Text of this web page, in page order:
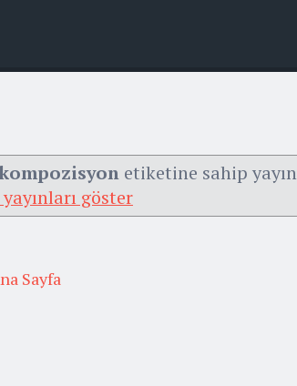
etiketine sahip yayın
göster
Sayfa